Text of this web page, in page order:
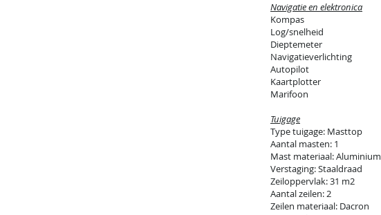
Navigatie en elektronica
Kompas
Log/snelheid
Dieptemeter
Navigatieverlichting
Autopilot
Kaartplotter
Marifoon
Tuigage
Type tuigage: Masttop
Aantal masten: 1
Mast materiaal: Aluminium
Verstaging: Staaldraad
Zeiloppervlak: 31 m2
Aantal zeilen: 2
Zeilen materiaal: Dacron